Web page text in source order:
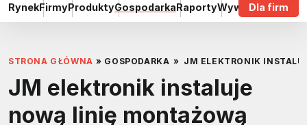
RynekFirmyProduktyGospodarkaRaportyWywiadyDla firm
STRONA GŁÓWNA » GOSPODARKA » JM ELEKTRONIK
JM elektronik instaluje
nową linię montażową